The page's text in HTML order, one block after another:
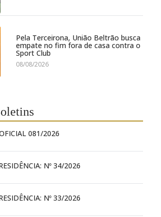
Pela Terceirona, União Beltrão busca
empate no fim fora de casa contra o
Sport Club
08/08/2026
081/2026
Nº 34/2026
Nº 33/2026